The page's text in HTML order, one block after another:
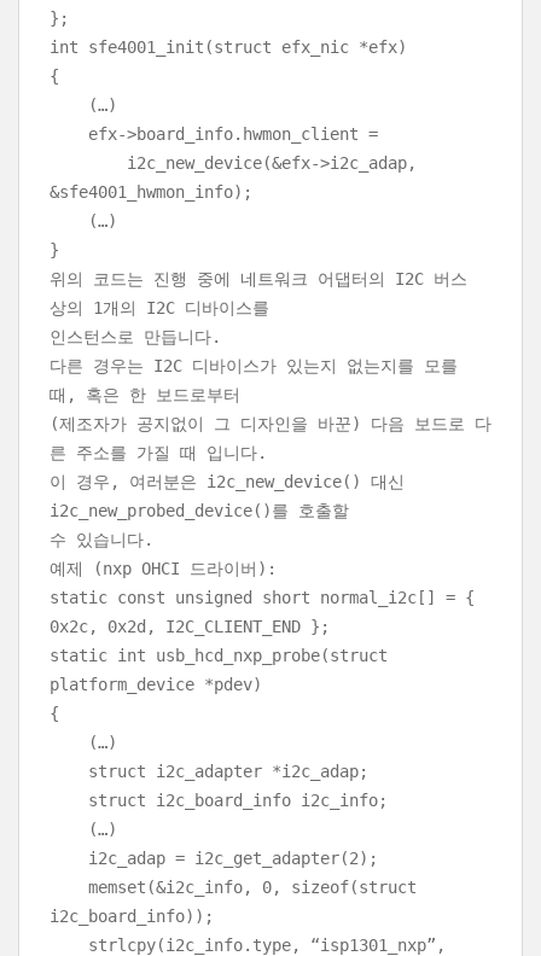
};
int sfe4001_init(struct efx_nic *efx)
{
(…)
efx->board_info.hwmon_client =
i2c_new_device(&efx->i2c_adap,
&sfe4001_hwmon_info);
(…)
}
위의 코드는 진행 중에 네트워크 어댑터의 I2C 버스
상의 1개의 I2C 디바이스를
인스턴스로 만듭니다.
다른 경우는 I2C 디바이스가 있는지 없는지를 모를
때, 혹은 한 보드로부터
(제조자가 공지없이 그 디자인을 바꾼) 다음 보드로 다
른 주소를 가질 때 입니다.
이 경우, 여러분은 i2c_new_device() 대신
i2c_new_probed_device()를 호출할
수 있습니다.
예제 (nxp OHCI 드라이버):
static const unsigned short normal_i2c[] = {
0x2c, 0x2d, I2C_CLIENT_END };
static int usb_hcd_nxp_probe(struct
platform_device *pdev)
{
(…)
struct i2c_adapter *i2c_adap;
struct i2c_board_info i2c_info;
(…)
i2c_adap = i2c_get_adapter(2);
memset(&i2c_info, 0, sizeof(struct
i2c_board_info));
strlcpy(i2c_info.type, “isp1301_nxp”,